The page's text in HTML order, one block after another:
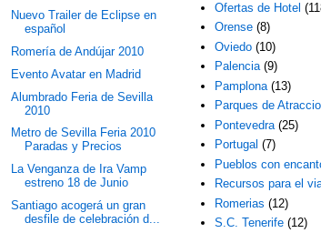
Nuevo Trailer de Eclipse en
español
Romería de Andújar 2010
Evento Avatar en Madrid
Alumbrado Feria de Sevilla
2010
Metro de Sevilla Feria 2010
Paradas y Precios
La Venganza de Ira Vamp
estreno 18 de Junio
Santiago acogerá un gran
desfile de celebración d...
Ofertas de Hotel
Orense (8)
Oviedo (10)
Palencia (9)
Pamplona (13)
Parques de
Pontevedra (25)
Portugal (7)
Pueblos con
Recursos para el
Romerias (12)
S.C. Tenerife (12)